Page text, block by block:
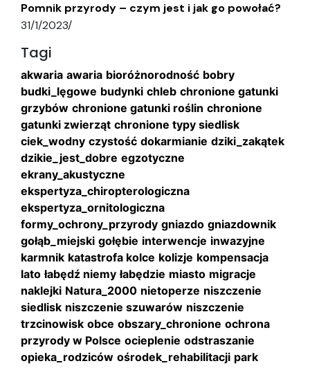
Pomnik przyrody – czym jest i jak go powołać?
31/1/2023/
Tagi
akwaria awaria bioróżnorodność bobry
budki_lęgowe budynki chleb chronione gatunki
grzybów chronione gatunki roślin chronione
gatunki zwierząt chronione typy siedlisk
ciek_wodny czystość dokarmianie dziki_zakątek
dzikie_jest_dobre egzotyczne
ekrany_akustyczne
ekspertyza_chiropterologiczna
ekspertyza_ornitologiczna
formy_ochrony_przyrody gniazdo gniazdownik
gołąb_miejski gołębie interwencje inwazyjne
karmnik katastrofa kolce kolizje kompensacja
lato łabędź niemy łabędzie miasto migracje
naklejki Natura_2000 nietoperze niszczenie
siedlisk niszczenie szuwarów niszczenie
trzcinowisk obce obszary_chronione ochrona
przyrody w Polsce ocieplenie odstraszanie
opieka_rodziców ośrodek_rehabilitacji park